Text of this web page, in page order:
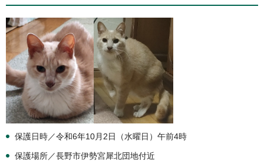
保護日時／令和6年10月2日（水曜日）午前4時
保護場所／長野市伊勢宮犀北団地付近